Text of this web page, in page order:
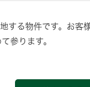
する物件です。お
参ります。